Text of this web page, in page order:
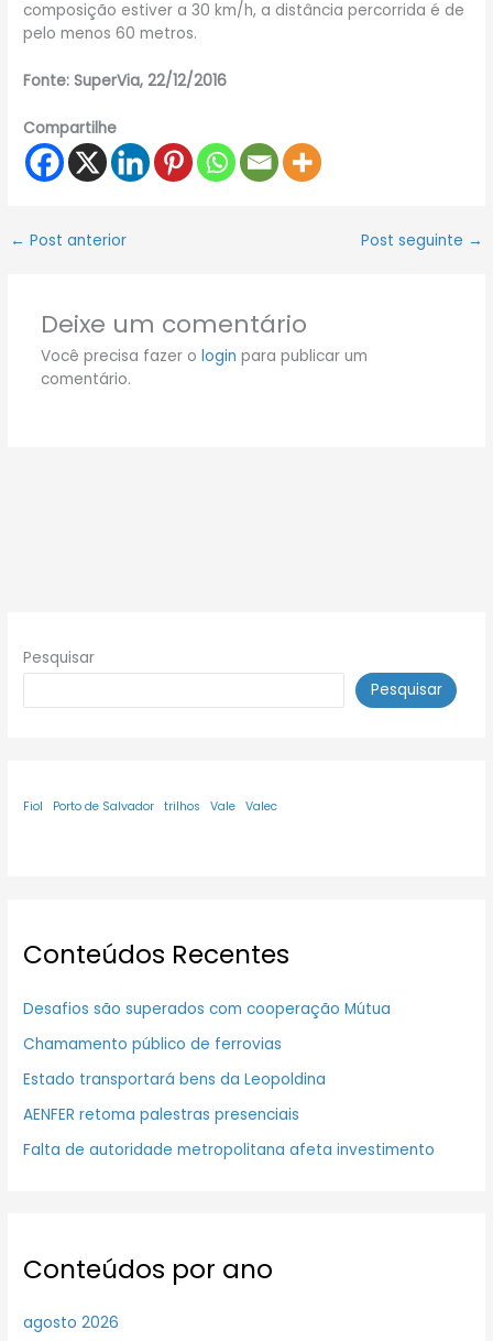
composição estiver a 30 km/h, a distância percorrida é de
pelo menos 60 metros.
Fonte: SuperVia, 22/12/2016
Compartilhe
← Post anterior Post seguinte →
Deixe um comentário
Você precisa fazer o login para publicar um
comentário.
Pesquisar
Pesquisar
Fiol Porto de Salvador trilhos Vale Valec
Conteúdos Recentes
Desafios são superados com cooperação Mútua
Chamamento público de ferrovias
Estado transportará bens da Leopoldina
AENFER retoma palestras presenciais
Falta de autoridade metropolitana afeta investimento
Conteúdos por ano
agosto 2026